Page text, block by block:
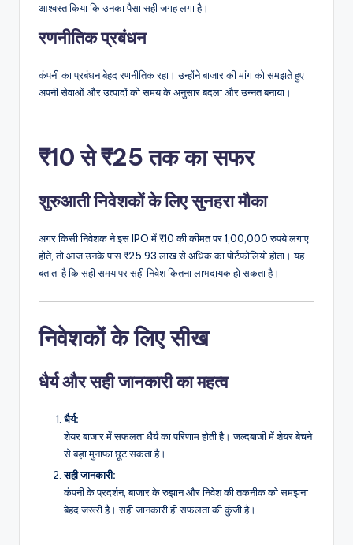
आश्वस्त किया कि उनका पैसा सही जगह लगा है।
रणनीतिक प्रबंधन
कंपनी का प्रबंधन बेहद रणनीतिक रहा। उन्होंने बाजार की मांग को समझते हुए
अपनी सेवाओं और उत्पादों को समय के अनुसार बदला और उन्नत बनाया।
₹10 से ₹25 तक का सफर
शुरुआती निवेशकों के लिए सुनहरा मौका
अगर किसी निवेशक ने इस IPO में ₹10 की कीमत पर 1,00,000 रुपये लगाए
होते, तो आज उनके पास ₹25.93 लाख से अधिक का पोर्टफोलियो होता। यह
बताता है कि सही समय पर सही निवेश कितना लाभदायक हो सकता है।
निवेशकों के लिए सीख
धैर्य और सही जानकारी का महत्व
धैर्य:
शेयर बाजार में सफलता धैर्य का परिणाम होती है। जल्दबाजी में शेयर बेचने
से बड़ा मुनाफा छूट सकता है।
सही जानकारी:
कंपनी के प्रदर्शन, बाजार के रुझान और निवेश की तकनीक को समझना
बेहद जरूरी है। सही जानकारी ही सफलता की कुंजी है।